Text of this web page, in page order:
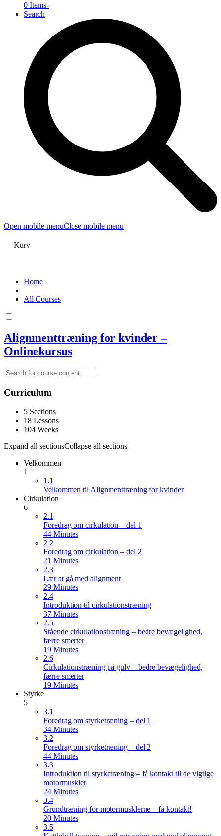
0 Items-
Search
Open mobile menuClose mobile menu
Kurv
Home
All Courses
Alignmenttræning for kvinder –
Onlinekursus
Curriculum
5 Sections
18 Lessons
104 Weeks
Expand all sectionsCollapse all sections
Velkommen
1
1.1
Velkommen til Alignmenttræning for kvinder
Cirkulation
6
2.1
Foredrag om cirkulation – del 1
44 Minutes
2.2
Foredrag om cirkulation – del 2
21 Minutes
2.3
Lær at gå med alignment
29 Minutes
2.4
Introduktion til cirkulationstræning
37 Minutes
2.5
Stående cirkulationstræning – bedre bevægelighed,
færre smerter
19 Minutes
2.6
Cirkulationstræning på gulv – bedre bevægelighed,
færre smerter
19 Minutes
Styrke
5
3.1
Foredrag om styrketræning – del 1
34 Minutes
3.2
Foredrag om styrketræning – del 2
44 Minutes
3.3
Introduktion til styrketræning – få kontakt til de vigtige
motormuskler
24 Minutes
3.4
Grundtræning for motormusklerne – få kontakt!
20 Minutes
3.5